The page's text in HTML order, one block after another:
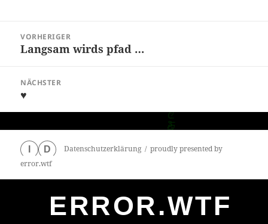
VORHERIGER
Vorheriger
Langsam wirds pfad …
NÄCHSTER
Nächster
Beitrag:
♥️
D Datenschutzerklärung
proudly presented by
error.wtf
ERROR.WTF